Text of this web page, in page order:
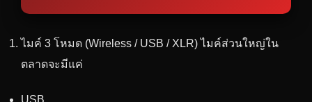
ไมค์ 3 โหมด (Wireless / USB / XLR) ไมค์ส่วนใหญ่ใน
ตลาดจะมีแค่
USB